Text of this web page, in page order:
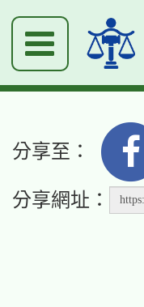
分享至：
分享網址：